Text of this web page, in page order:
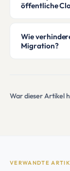
öffentliche
Wie
Migration?
War dieser Artikel
VERWANDTE